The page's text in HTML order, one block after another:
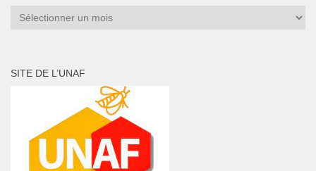
Archives
SITE DE L’UNAF